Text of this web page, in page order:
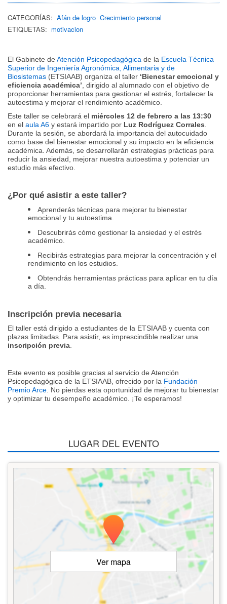
CATEGORÍAS: Afán de logro Crecimiento personal
ETIQUETAS: motivacion
El Gabinete de Atención Psicopedagógica de la Escuela Técnica
Superior de Ingeniería Agronómica, Alimentaria y de
Biosistemas (ETSIAAB) organiza el taller ‘Bienestar emocional y
eficiencia académica’ , dirigido al alumnado con el objetivo de
proporcionar herramientas para gestionar el estrés, fortalecer la
autoestima y mejorar el rendimiento académico.
Este taller se celebrará el miércoles 12 de febrero a las 13:30
en el aula A6 y estará impartido por Luz Rodríguez Corrales
Durante la sesión, se abordará la importancia del autocuidado
como base del bienestar emocional y su impacto en la eficiencia
académica. Además, se desarrollarán estrategias prácticas para
reducir la ansiedad, mejorar nuestra autoestima y potenciar un
estudio más efectivo.
¿Por qué asistir a este taller?
Aprenderás técnicas para mejorar tu bienestar
emocional y tu autoestima.
Descubrirás cómo gestionar la ansiedad y el estrés
académico.
Recibirás estrategias para mejorar la concentración y el
rendimiento en los estudios.
Obtendrás herramientas prácticas para aplicar en tu día
a día.
Inscripción previa necesaria
El taller está dirigido a estudiantes de la ETSIAAB y cuenta con
plazas limitadas. Para asistir, es imprescindible realizar una
inscripción previa
Este evento es posible gracias al servicio de Atención
Psicopedagógica de la ETSIAAB, ofrecido por la Fundación
Premio Arce . No pierdas esta oportunidad de mejorar tu bienestar
y optimizar tu desempeño académico. ¡Te esperamos!
LUGAR DEL EVENTO
Ver mapa